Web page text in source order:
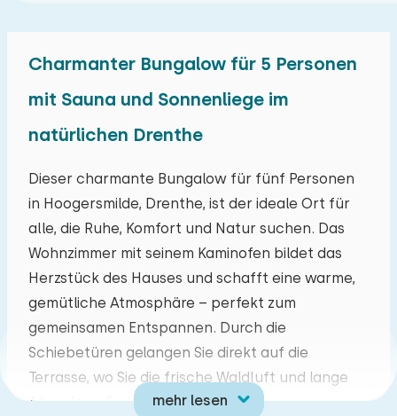
Charmanter Bungalow für 5 Personen
mit Sauna und Sonnenliege im
natürlichen Drenthe
Dieser charmante Bungalow für fünf Personen
in Hoogersmilde, Drenthe, ist der ideale Ort für
alle, die Ruhe, Komfort und Natur suchen. Das
Wohnzimmer mit seinem Kaminofen bildet das
Herzstück des Hauses und schafft eine warme,
gemütliche Atmosphäre – perfekt zum
gemeinsamen Entspannen. Durch die
Schiebetüren gelangen Sie direkt auf die
Terrasse, wo Sie die frische Waldluft und lange
Abende im Freien genießen können.
mehr lesen
August 2026
Mo Di Mi Do Fr Sa So
27 28 29 30 31 01 02
03 04 05 06 07 08 09
10 11 12 13 14 15
17 18 19 20 21 22